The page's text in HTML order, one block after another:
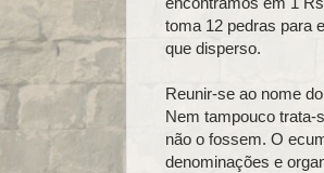
toma 12 pedras para
que disperso.
Reunir‑se ao nome
Nem tampouco
não o fossem. O
denominações e